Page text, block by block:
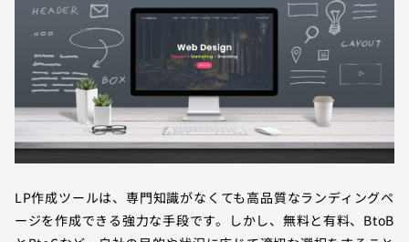
LP作成ツールは、専門知識がなくても高品質なランディングペ
ージを作成できる強力な手段です。しかし、無料と有料、BtoB